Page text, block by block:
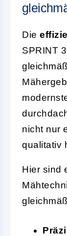
Die
SPRINT
nicht nur
qualitativ
Hier sind